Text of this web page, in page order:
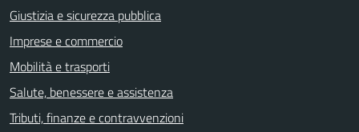
Giustizia e sicurezza pubblica
Imprese e commercio
Mobilità e trasporti
Salute, benessere e assistenza
Tributi, finanze e contravvenzioni